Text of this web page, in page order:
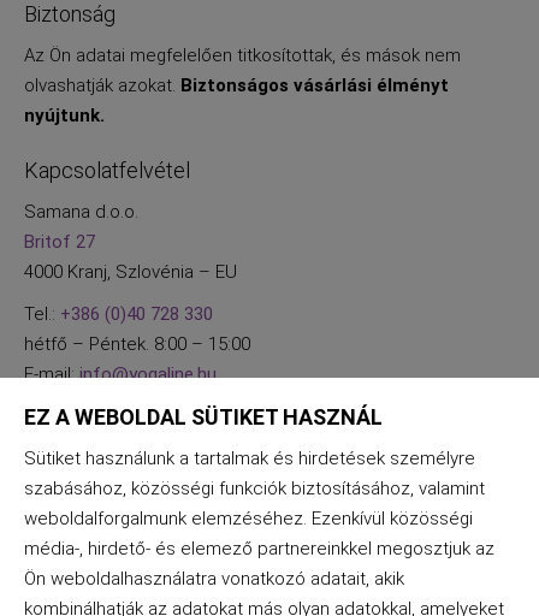
Biztonság
Az Ön adatai megfelelően titkosítottak, és mások nem
olvashatják azokat. Biztonságos vásárlási élményt
nyújtunk.
Kapcsolatfelvétel
Samana d.o.o.
Britof 27
4000 Kranj, Szlovénia – EU
Tel.: +386 (0)40 728 330
hétfő – Péntek. 8:00 – 15:00
E-mail:info@yogaline.hu
EZ A WEBOLDAL SÜTIKET HASZNÁL
Sütiket használunk a tartalmak és hirdetések személyre
szabásához, közösségi funkciók biztosításához, valamint
weboldalforgalmunk elemzéséhez. Ezenkívül közösségi
média-, hirdető- és elemező partnereinkkel megosztjuk az
Ön weboldalhasználatra vonatkozó adatait, akik
kombinálhatják az adatokat más olyan adatokkal, amelyeket